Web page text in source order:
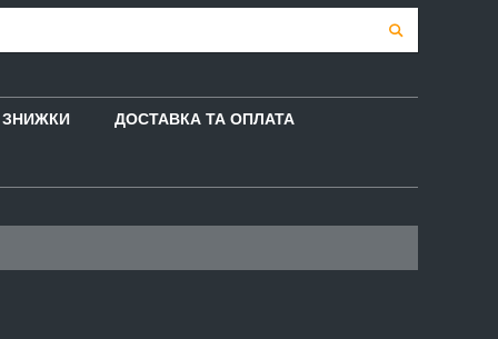
ЗНИЖКИ ДОСТАВКА ТА ОПЛАТА